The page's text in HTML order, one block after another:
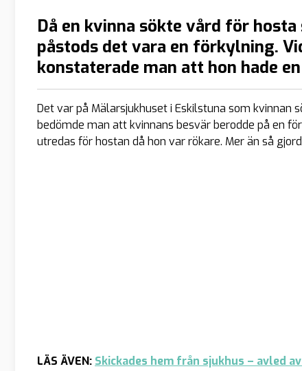
Då en kvinna sökte vård för
påstods det vara en förkylning.
konstaterade man att hon hade
Det var på Mälarsjukhuset i Eskilstuna som kvinnan
bedömde man att kvinnans besvär berodde på en
utredas för hostan då hon var rökare. Mer än så
LÄS ÄVEN: Skickades hem från sjukhus – avled